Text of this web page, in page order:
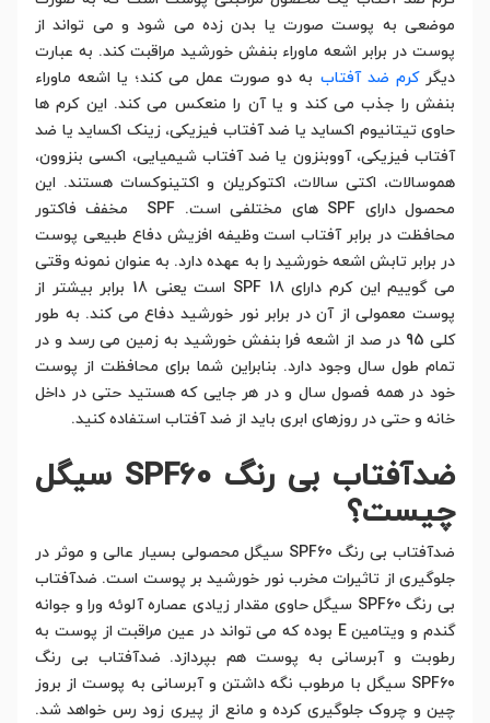
موضعی به پوست صورت یا بدن زده می شود و می تواند از
پوست در برابر اشعه ماوراء بنفش خورشید مراقبت کند. به عبارت
دیگرکرم ضد آفتاب به دو صورت عمل می کند؛ یا اشعه ماوراء
بنفش را جذب می کند و یا آن را منعکس می کند. این کرم ها
حاوی تیتانیوم اکساید یا ضد آفتاب فیزیکی، زینک اکساید یا ضد
آفتاب فیزیکی، آووبنزون یا ضد آفتاب شیمیایی، اکسی بنزوون،
هموسالات، اکتی سالات، اکتوکریلن و اکتینوکسات هستند. این
محصول دارای SPF های مختلفی است. SPF مخفف فاکتور
محافظت در برابر آفتاب است وظیفه افزیش دفاع طبیعی پوست
در برابر تابش اشعه خورشید را به عهده دارد. به عنوان نمونه وقتی
می گوییم این کرم دارای SPF 18 است یعنی 18 برابر بیشتر از
پوست معمولی از آن در برابر نور خورشید دفاع می کند. به طور
کلی 95 در صد از اشعه فرا بنفش خورشید به زمین می رسد و در
تمام طول سال وجود دارد. بنابراین شما برای محافظت از پوست
خود در همه فصول سال و در هر جایی که هستید حتی در داخل
خانه و حتی در روزهای ابری باید از ضد آفتاب استفاده کنید.
ضدآفتاب بی رنگ SPF60 سیگل
چیست؟
ضدآفتاب بی رنگ SPF60 سیگل محصولی بسیار عالی و موثر در
جلوگیری از تاثیرات مخرب نور خورشید بر پوست است. ضدآفتاب
بی رنگ SPF60 سیگل حاوی مقدار زیادی عصاره آلوئه ورا و جوانه
گندم و ویتامین E بوده که می تواند در عین مراقبت از پوست به
رطوبت و آبرسانی به پوست هم بپردازد. ضدآفتاب بی رنگ
SPF60 سیگل با مرطوب نگه داشتن و آبرسانی به پوست از بروز
چین و چروک جلوگیری کرده و مانع از پیری زود رس خواهد شد.